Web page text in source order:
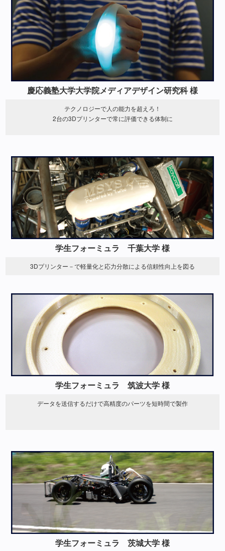
慶応義塾大学大学院メディアデザイン研究科 様
テクノロジーで人の能力を超えろ！
2台の3Dプリンターで常に評価できる体制に
学生フォーミュラ 千葉大学 様
3Dプリンター－で軽量化と応力分散による信頼性向上を図る
学生フォーミュラ 筑波大学 様
データを送信するだけで高精度のパーツを短時間で製作
学生フォーミュラ 茨城大学 様